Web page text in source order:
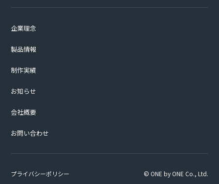
企業理念
製品情報
制作実績
お知らせ
会社概要
お問い合わせ
プライバシーポリシー © ONE by ONE Co., Ltd.